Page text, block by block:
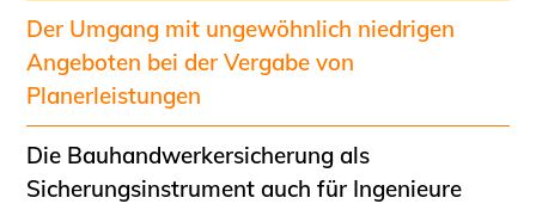
Fachlisten
Bauherren-ABC
Informationen für Schülerinnen,
Schüler und Studierende
Projekte für Schülerinnen und Schüler
START.ING. Das Studierenden Praxis-
Der Umgang mit ungewöhnlich niedrigen
Angeboten bei der Vergabe von
Planerleistungen
Die Bauhandwerkersicherung als
Sicherungsinstrument auch für Ingenieure